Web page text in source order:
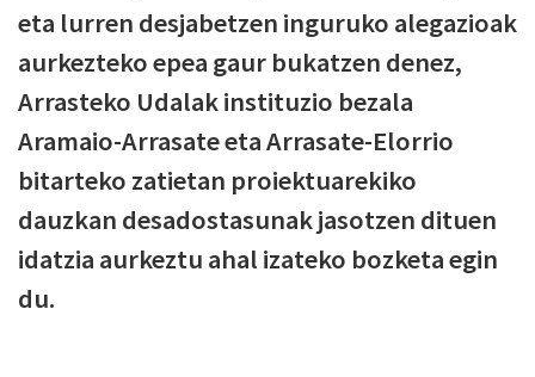
eta lurren desjabetzen inguruko alegazioak
aurkezteko epea gaur bukatzen denez,
Arrasteko Udalak instituzio bezala
Aramaio-Arrasate eta Arrasate-Elorrio
bitarteko zatietan proiektuarekiko
dauzkan desadostasunak jasotzen dituen
idatzia aurkeztu ahal izateko bozketa egin
du.